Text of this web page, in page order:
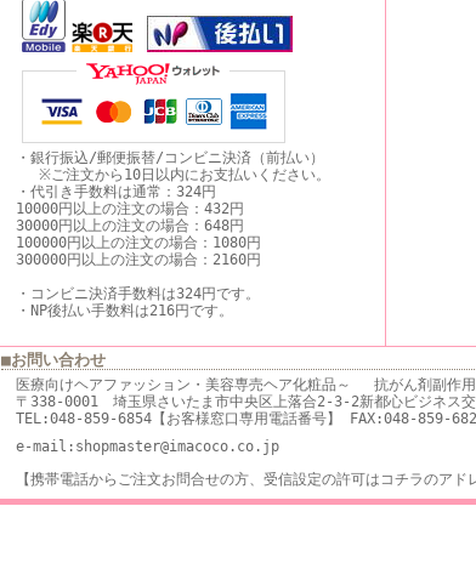
・銀行振込/郵便振替/コンビニ決済（前払い）
※ご注文から10日以内にお支払いください。
・代引き手数料は通常：324円
10000円以上の注文の場合：432円
30000円以上の注文の場合：648円
100000円以上の注文の場合：1080円
300000円以上の注文の場合：2160円
・コンビニ決済手数料は324円です。
・NP後払い手数料は216円です。
■お問い合わせ
医療向けヘアファッション・美容専売ヘア化粧品～ 抗がん剤副作用
〒338-0001 埼玉県さいたま市中央区上落合2-3-2新都心ビジネス
TEL:048-859-6854【お客様窓口専用電話番号】 FAX:048-859-
e-mail:shopmaster@imacoco.co.jp
【携帯電話からご注文お問合せの方、受信設定の許可はコチラのアド